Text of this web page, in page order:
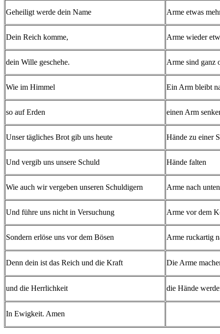
Geheiligt werde dein Name Arme etwas
Dein Reich komme, Arme wieder
dein Wille geschehe. Arme sind ganz
Wie im Himmel Ein Arm bleibt
so auf Erden einen Arm
Unser tägliches Brot gib uns heute Hände zu einer
Und vergib uns unsere Schuld Hände falten
Wie auch wir vergeben unseren Schuldigern Arme nach
Und führe uns nicht in Versuchung Arme vor dem
Sondern erlöse uns vor dem Bösen Arme ruckartig
Denn dein ist das Reich und die Kraft Die Arme
und die Herrlichkeit die Hände
In Ewigkeit. Amen